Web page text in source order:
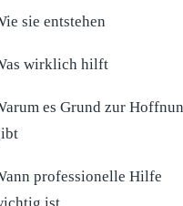
sie entstehen
wirklich hilft
es Grund zur
professionelle Hilfe